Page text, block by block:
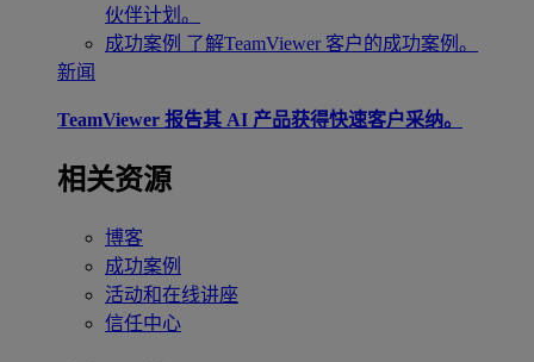
伙伴计划。
成功案例 了解TeamViewer 客户的成功案例。
新闻
TeamViewer 报告其 AI 产品获得快速客户采纳。
相关资源
博客
成功案例
活动和在线讲座
信任中心